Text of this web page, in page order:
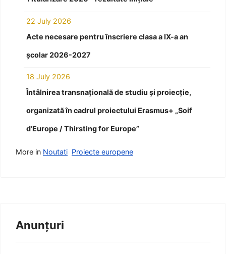
22 July 2026
Acte necesare pentru înscriere clasa a IX-a an
școlar 2026-2027
18 July 2026
Întâlnirea transnațională de studiu și proiecție,
organizată în cadrul proiectului Erasmus+ „Soif
d’Europe / Thirsting for Europe”
More in Noutati Proiecte europene
Anunțuri